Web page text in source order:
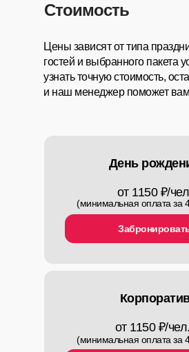
Стоимость
Цены зависят от типа
гостей и выбранного пакета
узнать точную стоимость,
и наш менеджер поможет
от 1150 ₽/чел.
(минимальная оплата за
от 1150 ₽/
День
(минимальная оплата за
Каталог квестов
Контакты
Блог
Акции